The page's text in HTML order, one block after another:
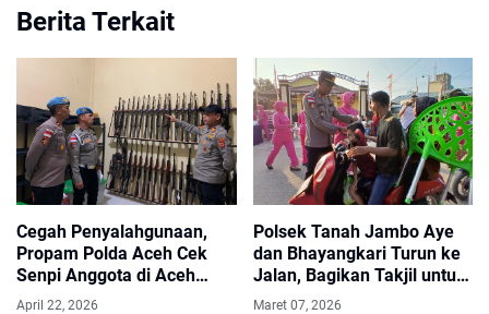
Berita Terkait
Cegah Penyalahgunaan,
Propam Polda Aceh Cek
Senpi Anggota di Aceh
Utara
April 22, 2026
Polsek Tanah Jambo Aye
dan Bhayangkari Turun ke
Jalan, Bagikan Takjil untuk
Warga
Maret 07, 2026